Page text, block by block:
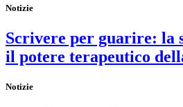
Notizie
Scrivere per guarire: la
il potere terapeutico
Notizie